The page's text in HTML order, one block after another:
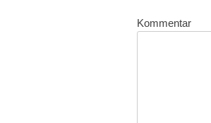
Kommentar